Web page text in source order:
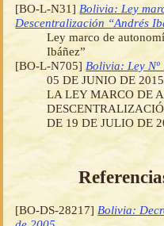
[BO-L-N31] Bolivia: Ley
Descentralización “Andrés
Ley marco de
Ibáñez”
[BO-L-N705] Bolivia: Ley
05 DE JUNIO DE
LA LEY MARCO DE
DE 19 DE JULIO DE
[BO-DS-28217] Bolivia: